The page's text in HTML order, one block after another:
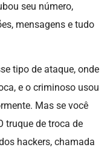
seu número,
mensagens e tudo
tipo de ataque, onde
e o criminoso usou
Mas se você
truque de troca de
hackers, chamada